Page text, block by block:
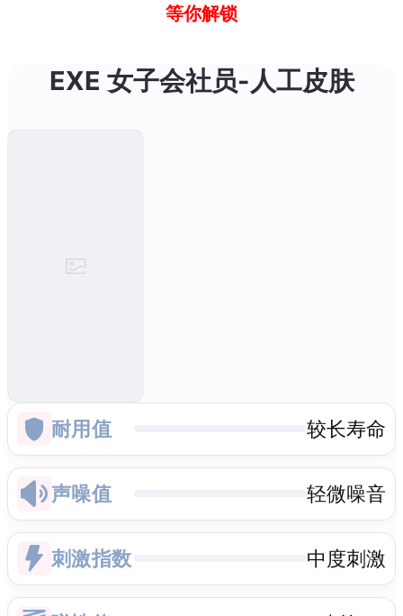
等你解锁
EXE 女子会社员-人工皮肤
耐用值 较长寿命
声噪值 轻微噪音
刺激指数 中度刺激